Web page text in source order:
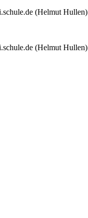
(Helmut Hullen)
(Helmut Hullen)